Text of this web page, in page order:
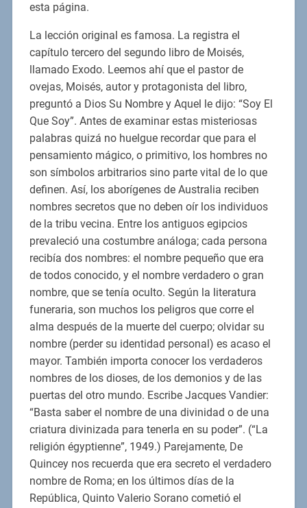
esta página.
La lección original es famosa. La registra el
capítulo tercero del segundo libro de Moisés,
llamado Exodo. Leemos ahí que el pastor de
ovejas, Moisés, autor y protagonista del libro,
preguntó a Dios Su Nombre y Aquel le dijo: “Soy El
Que Soy”. Antes de examinar estas misteriosas
palabras quizá no huelgue recordar que para el
pensamiento mágico, o primitivo, los hombres no
son símbolos arbitrarios sino parte vital de lo que
definen. Así, los aborígenes de Australia reciben
nombres secretos que no deben oír los individuos
de la tribu vecina. Entre los antiguos egipcios
prevaleció una costumbre análoga; cada persona
recibía dos nombres: el nombre pequeño que era
de todos conocido, y el nombre verdadero o gran
nombre, que se tenía oculto. Según la literatura
funeraria, son muchos los peligros que corre el
alma después de la muerte del cuerpo; olvidar su
nombre (perder su identidad personal) es acaso el
mayor. También importa conocer los verdaderos
nombres de los dioses, de los demonios y de las
puertas del otro mundo. Escribe Jacques Vandier:
“Basta saber el nombre de una divinidad o de una
criatura divinizada para tenerla en su poder”. (“La
religión égyptienne”, 1949.) Parejamente, De
Quincey nos recuerda que era secreto el verdadero
nombre de Roma; en los últimos días de la
República, Quinto Valerio Sorano cometió el